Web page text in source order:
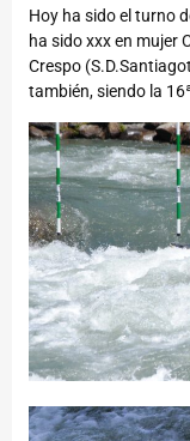
Hoy ha sido el turno
ha sido xxx en mujer
Crespo
también, siendo la